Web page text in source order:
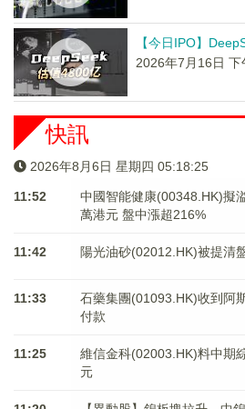
【今日IPO】
2026年7月16日 下
快訊
2026年8月6日 星期四 05:18:25
11:52
中國智能健康(00348.HK)擬
萬港元 ​​​​​​​盤中漲超216%
11:42 陽光油砂(02012.HK)被提清
11:33
石藥集團(01093.HK)收到阿
付款
11:25
維信金科(02003.HK)料中期
元